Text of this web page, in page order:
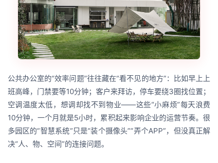
公共办公室的“效率问题”往往藏在“看不见的地方”：比如早上上
班高峰，门禁要等10分钟；客户来拜访，停车要绕3圈找位置；
空调温度太低，想调却找不到物业——这些“小麻烦”每天浪费
10分钟，一个月就是5小时，累积起来影响企业的运营节奏。很
多园区的“智慧系统”只是“装个摄像头”“弄个APP”，但没真正解
决“人、物、空间”的连接问题。